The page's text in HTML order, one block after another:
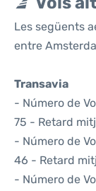
Les següents
entre
Transavia
- Número de
75 - Retard
- Número de
46 - Retard
- Número de